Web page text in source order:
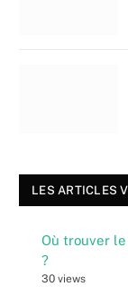
LES ARTICLES
Où trouver
?
30 views